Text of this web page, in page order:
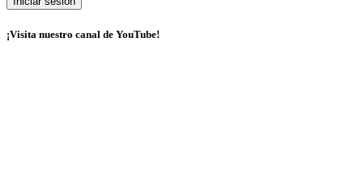
¡Visita nuestro canal de YouTube!